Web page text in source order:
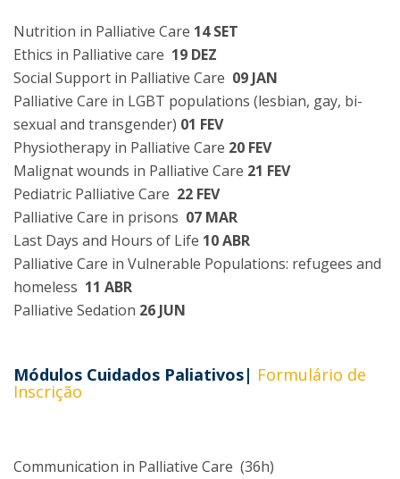
Nutrition in Palliative Care 14 SET
Ethics in Palliative care 19 DEZ
Social Support in Palliative Care 09 JAN
Palliative Care in LGBT populations (lesbian, gay, bi-
sexual and transgender) 01 FEV
Physiotherapy in Palliative Care 20 FEV
Malignat wounds in Palliative Care 21 FEV
Pediatric Palliative Care 22 FEV
Palliative Care in prisons 07 MAR
Last Days and Hours of Life 10 ABR
Palliative Care in Vulnerable Populations: refugees and
homeless 11 ABR
Palliative Sedation 26 JUN
Módulos Cuidados Paliativos| Formulário de
Inscrição
Communication in Palliative Care (36h)